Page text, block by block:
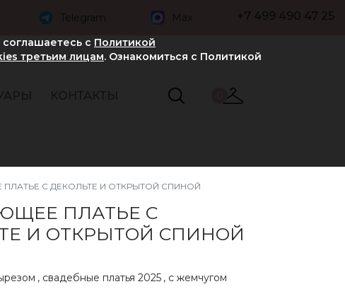
Telegram Max +7 499 490 47 25
КОНТАКТЫ
С ДЕКОЛЬТЕ И ОТКРЫТОЙ СПИНОЙ
ПЛАТЬЕ С
И ОТКРЫТОЙ СПИНОЙ
, свадебные платья 2025 , с жемчугом
с Политикой
третьим лицам. Ознакомиться с Политикой